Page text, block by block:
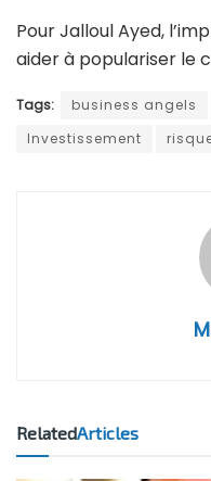
Pour Jalloul Ayed,
aider à populariser le
Tags: business angels
Investissement
RelatedArticles